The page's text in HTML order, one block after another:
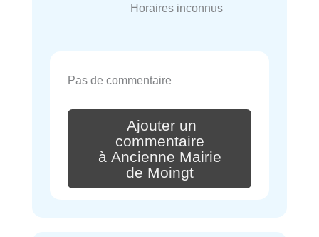
Horaires inconnus
Pas de commentaire
Ajouter un
commentaire
à Ancienne Mairie
de Moingt